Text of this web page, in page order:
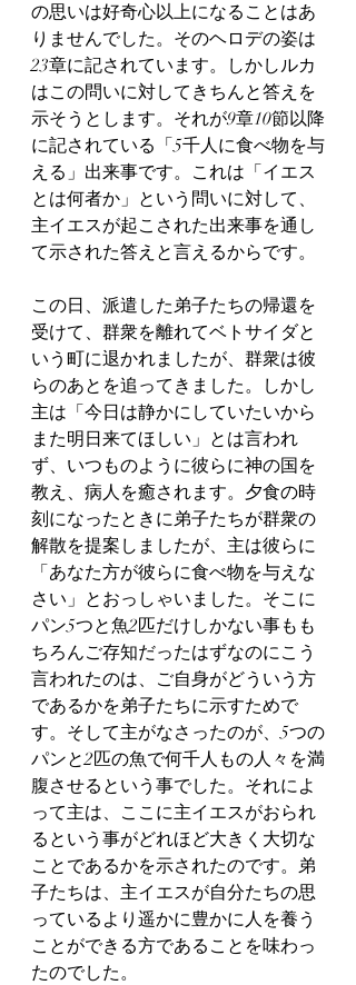
の思いは好奇心以上になることはあ
りませんでした。そのヘロデの姿は
23章に記されています。しかしルカ
はこの問いに対してきちんと答えを
示そうとします。それが9章10節以降
に記されている「5千人に食べ物を与
える」出来事です。これは「イエス
とは何者か」という問いに対して、
主イエスが起こされた出来事を通し
て示された答えと言えるからです。
この日、派遣した弟子たちの帰還を
受けて、群衆を離れてベトサイダと
いう町に退かれましたが、群衆は彼
らのあとを追ってきました。しかし
主は「今日は静かにしていたいから
また明日来てほしい」とは言われ
ず、いつものように彼らに神の国を
教え、病人を癒されます。夕食の時
刻になったときに弟子たちが群衆の
解散を提案しましたが、主は彼らに
「あなた方が彼らに食べ物を与えな
さい」とおっしゃいました。そこに
パン5つと魚2匹だけしかない事もも
ちろんご存知だったはずなのにこう
言われたのは、ご自身がどういう方
であるかを弟子たちに示すためで
す。そして主がなさったのが、5つの
パンと2匹の魚で何千人もの人々を満
腹させるという事でした。それによ
って主は、ここに主イエスがおられ
るという事がどれほど大きく大切な
ことであるかを示されたのです。弟
子たちは、主イエスが自分たちの思
っているより遥かに豊かに人を養う
ことができる方であることを味わっ
たのでした。